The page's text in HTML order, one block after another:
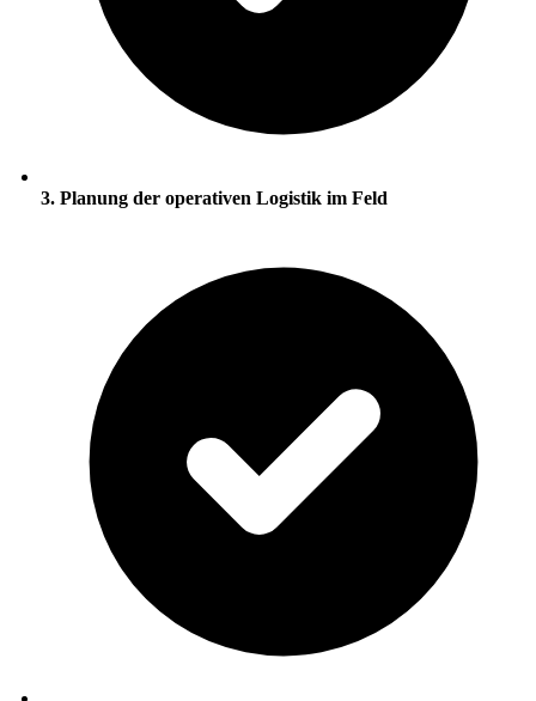
3. Planung der operativen Logistik im Feld